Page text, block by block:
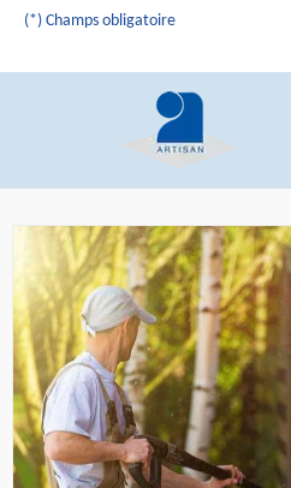
(*) Champs obligatoire